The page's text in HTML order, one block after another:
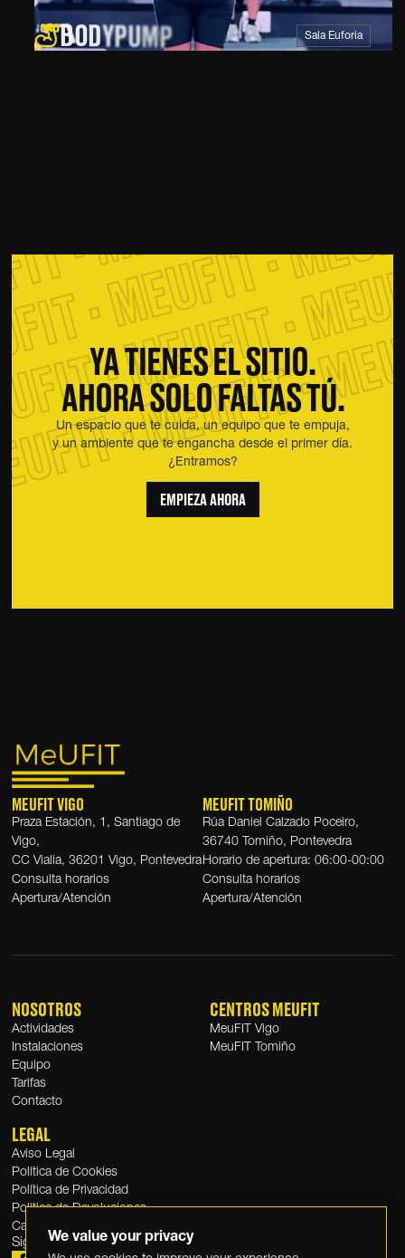
BODYPUMP Sala Euforia
YA TIENES EL SITIO.
AHORA SOLO FALTAS TÚ.
Un espacio que te cuida, un equipo que te empuja,
y un ambiente que te engancha desde el primer día.
¿Entramos?
EMPIEZA AHORA
MEUFIT VIGO
Praza Estación, 1, Santiago de
Vigo,
CC Vialia, 36201 Vigo, Pontevedra
Consulta horarios
Apertura/Atención
MEUFIT TOMIÑO
Rúa Daniel Calzado Poceiro,
36740 Tomiño, Pontevedra
Horario de apertura: 06:00-00:00
Consulta horarios
Apertura/Atención
NOSOTROS
Actividades
Instalaciones
Equipo
Tarifas
Contacto
CENTROS MEUFIT
MeuFIT Vigo
MeuFIT Tomiño
LEGAL
Aviso Legal
Política de Cookies
Política de Privacidad
Política de Devoluciones
Canal Ético
Sigue aMeuFIT
We value your privacy